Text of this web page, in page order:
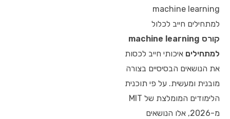
machine learning
למתחילים חייב לכלול
קורס machine learning
למתחילים איכותי חייב לכסות
את הנושאים הבסיסיים בצורה
מובנית ומעשית. על פי תוכנית
הלימודים המומלצת של MIT
מ-2026, אלו הנושאים